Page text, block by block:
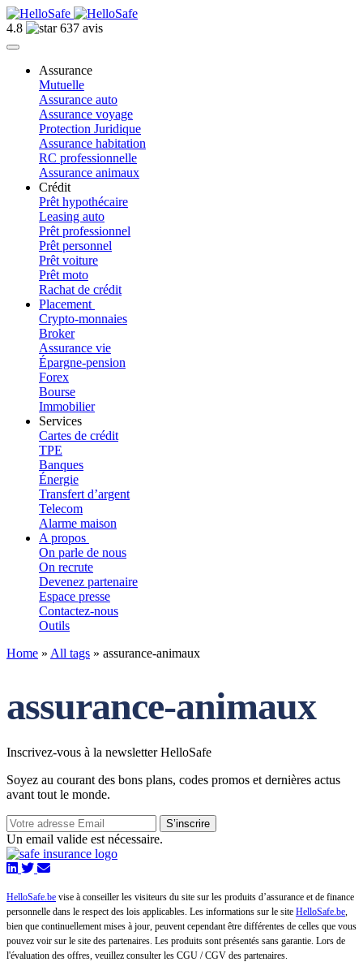
4.8 637 avis
Assurance
Mutuelle
Assurance auto
Assurance voyage
Protection Juridique
Assurance habitation
RC professionnelle
Assurance animaux
Crédit
Prêt hypothécaire
Leasing auto
Prêt professionnel
Prêt personnel
Prêt voiture
Prêt moto
Rachat de crédit
Placement
Crypto-monnaies
Broker
Assurance vie
Épargne-pension
Forex
Bourse
Immobilier
Services
Cartes de crédit
TPE
Banques
Énergie
Transfert d’argent
Telecom
Alarme maison
A propos
On parle de nous
On recrute
Devenez partenaire
Espace presse
Contactez-nous
Outils
Home » All tags » assurance-animaux
assurance-animaux
Inscrivez-vous à la newsletter HelloSafe
Soyez au courant des bons plans, codes promos et dernières actus
avant tout le monde.
S’inscrire
Un email valide est nécessaire.
HelloSafe.be vise à conseiller les visiteurs du site sur les produits d’assurance et de finance
personnelle dans le respect des lois applicables. Les informations sur le site HelloSafe.be,
bien que continuellement mises à jour, peuvent cependant être différentes de celles que vous
pouvez voir sur le site des partenaires. Les produits sont présentés sans garantie. Lors de
l'évaluation des offres, veuillez consulter les CGU / CGV des partenaires.